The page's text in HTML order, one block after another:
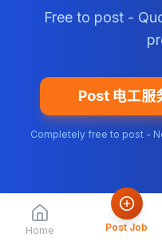
Free to post -
Post 电工
Completely free to post -
Home Post Job